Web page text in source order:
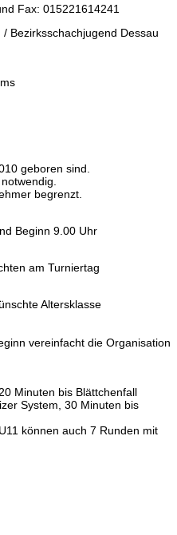
Fax: 015221614241
Bezirksschachjugend Dessau
geboren sind.
begrenzt.
Beginn 9.00 Uhr
am Turniertag
Altersklasse
vereinfacht die Organisation
Minuten bis Blättchenfall
System, 30 Minuten bis
können auch 7 Runden mit